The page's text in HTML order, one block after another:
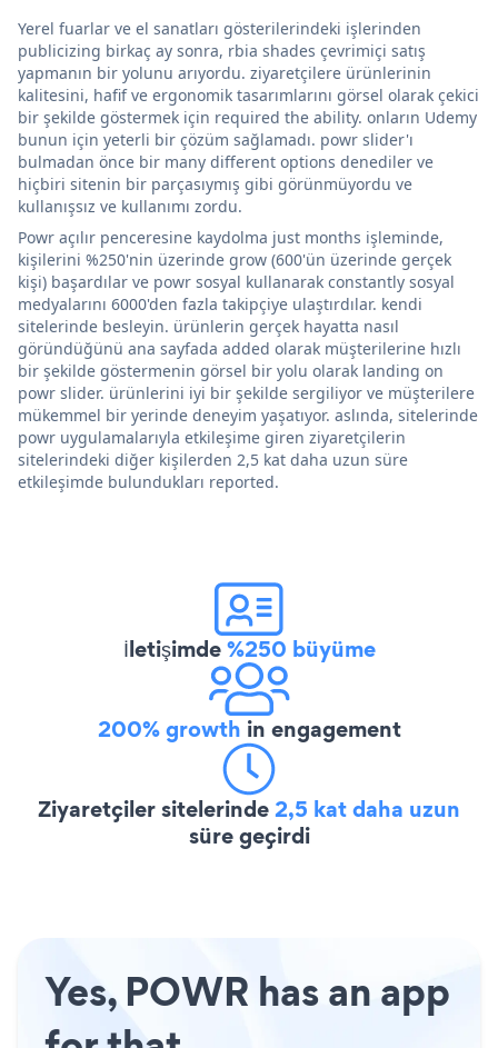
Yerel fuarlar ve el sanatları gösterilerindeki işlerinden
publicizing birkaç ay sonra, rbia shades çevrimiçi satış
yapmanın bir yolunu arıyordu. ziyaretçilere ürünlerinin
kalitesini, hafif ve ergonomik tasarımlarını görsel olarak çekici
bir şekilde göstermek için required the ability. onların Udemy
bunun için yeterli bir çözüm sağlamadı. powr slider'ı
bulmadan önce bir many different options denediler ve
hiçbiri sitenin bir parçasıymış gibi görünmüyordu ve
kullanışsız ve kullanımı zordu.
Powr açılır penceresine kaydolma just months işleminde,
kişilerini %250'nin üzerinde grow (600'ün üzerinde gerçek
kişi) başardılar ve powr sosyal kullanarak constantly sosyal
medyalarını 6000'den fazla takipçiye ulaştırdılar. kendi
sitelerinde besleyin. ürünlerin gerçek hayatta nasıl
göründüğünü ana sayfada added olarak müşterilerine hızlı
bir şekilde göstermenin görsel bir yolu olarak landing on
powr slider. ürünlerini iyi bir şekilde sergiliyor ve müşterilere
mükemmel bir yerinde deneyim yaşatıyor. aslında, sitelerinde
powr uygulamalarıyla etkileşime giren ziyaretçilerin
sitelerindeki diğer kişilerden 2,5 kat daha uzun süre
etkileşimde bulundukları reported.
İletişimde%250 büyüme
200% growth in engagement
Ziyaretçiler sitelerinde2,5 kat daha uzun
süre geçirdi
Yes, POWR has an app